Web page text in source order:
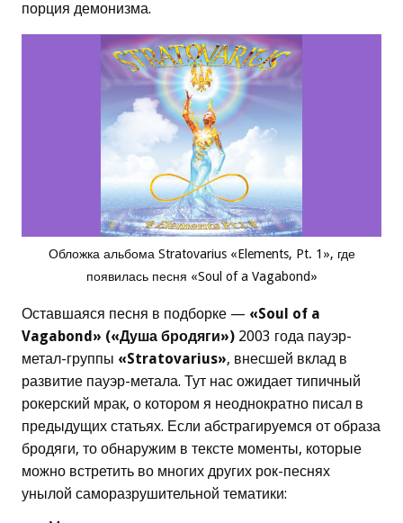
порция демонизма.
Обложка альбома Stratovarius «Elements, Pt. 1», где
появилась песня «Soul of a Vagabond»
Оставшаяся песня в подборке — «Soul of a
Vagabond» («Душа бродяги») 2003 года пауэр-
метал-группы «Stratovarius», внесшей вклад в
развитие пауэр-метала. Тут нас ожидает типичный
рокерский мрак, о котором я неоднократно писал в
предыдущих статьях. Если абстрагируемся от образа
бродяги, то обнаружим в тексте моменты, которые
можно встретить во многих других рок-песнях
унылой саморазрушительной тематики: